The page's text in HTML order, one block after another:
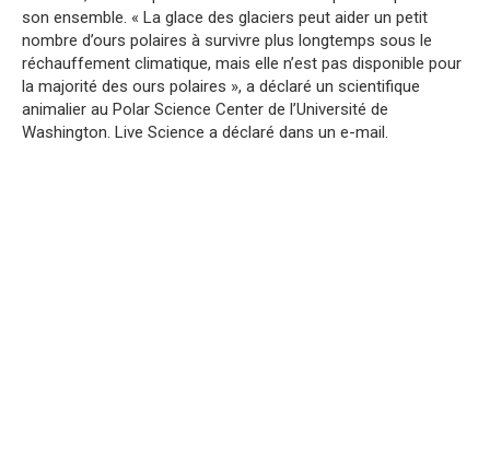
son ensemble. « La glace des glaciers peut aider un petit
nombre d’ours polaires à survivre plus longtemps sous le
réchauffement climatique, mais elle n’est pas disponible pour
la majorité des ours polaires », a déclaré un scientifique
animalier au Polar Science Center de l’Université de
Washington. Live Science a déclaré dans un e-mail.